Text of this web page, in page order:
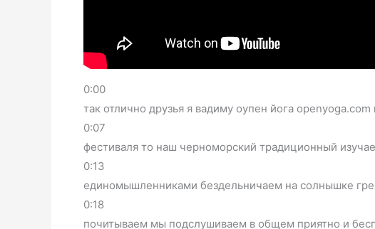
0:00
так отлично друзья я вадиму оупен йога
0:07
фестиваля то наш черноморский традиционный
0:13
единомышленниками бездельничаем на солнышке
0:18
почитываем мы подслушиваем в общем приятно и